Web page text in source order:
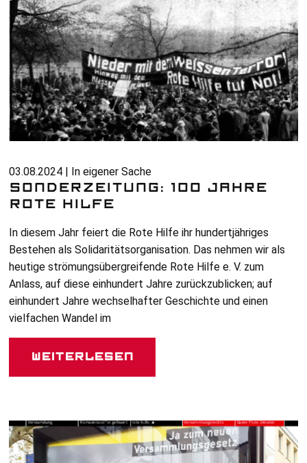
03.08.2024 | In eigener Sache
SONDERZEITUNG: 100 JAHRE
ROTE HILFE
In diesem Jahr feiert die Rote Hilfe ihr hundertjähriges
Bestehen als Solidaritätsorganisation. Das nehmen wir als
heutige strömungsübergreifende Rote Hilfe e. V. zum
Anlass, auf diese einhundert Jahre zurückzublicken; auf
einhundert Jahre wechselhafter Geschichte und einen
vielfachen Wandel im
Weiterlesen